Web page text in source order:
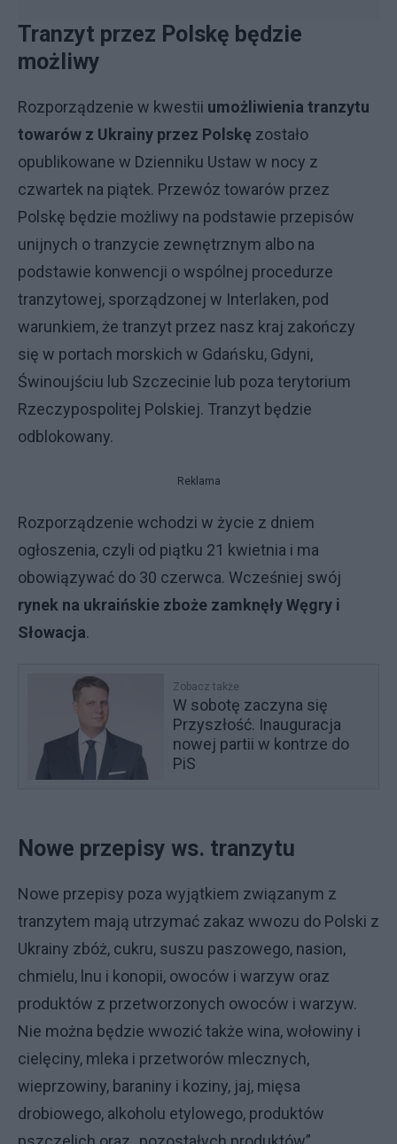
Tranzyt przez Polskę będzie
możliwy
Rozporządzenie w kwestii umożliwienia tranzytu
towarów z Ukrainy przez Polskę zostało
opublikowane w Dzienniku Ustaw w nocy z
czwartek na piątek. Przewóz towarów przez
Polskę będzie możliwy na podstawie przepisów
unijnych o tranzycie zewnętrznym albo na
podstawie konwencji o wspólnej procedurze
tranzytowej, sporządzonej w Interlaken, pod
warunkiem, że tranzyt przez nasz kraj zakończy
się w portach morskich w Gdańsku, Gdyni,
Świnoujściu lub Szczecinie lub poza terytorium
Rzeczypospolitej Polskiej. Tranzyt będzie
odblokowany.
Reklama
Rozporządzenie wchodzi w życie z dniem
ogłoszenia, czyli od piątku 21 kwietnia i ma
obowiązywać do 30 czerwca. Wcześniej swój
rynek na ukraińskie zboże zamknęły Węgry i
Słowacja.
Zobacz także
W sobotę zaczyna się
Przyszłość. Inauguracja
nowej partii w kontrze do
PiS
Nowe przepisy ws. tranzytu
Nowe przepisy poza wyjątkiem związanym z
tranzytem mają utrzymać zakaz wwozu do Polski z
Ukrainy zbóż, cukru, suszu paszowego, nasion,
chmielu, lnu i konopii, owoców i warzyw oraz
produktów z przetworzonych owoców i warzyw.
Nie można będzie wwozić także wina, wołowiny i
cielęciny, mleka i przetworów mlecznych,
wieprzowiny, baraniny i koziny, jaj, mięsa
drobiowego, alkoholu etylowego, produktów